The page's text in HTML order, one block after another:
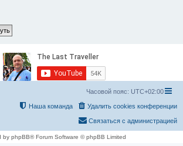
Часовой пояс: UTC+02:00
Удалить cookies конференции
Наша команда
Связаться с администрацией
by phpBB® Forum Software © phpBB Limited